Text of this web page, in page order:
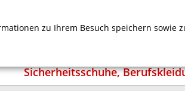
Sicherheitsschuhe,
zu Ihrem Besuch speichern sowie